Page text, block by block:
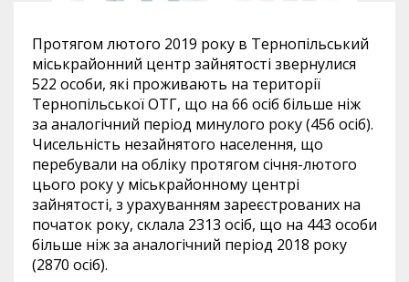
Протягом лютого 2019 року в Тернопільський
міськрайонний центр зайнятості звернулися
522 особи, які проживають на території
Тернопільської ОТГ, що на 66 осіб більше ніж
за аналогічний період минулого року (456 осіб).
Чисельність незайнятого населення, що
перебували на обліку протягом січня-лютого
цього року у міськрайонному центрі
зайнятості, з урахуванням зареєстрованих на
початок року, склала 2313 осіб, що на 443 особи
більше ніж за аналогічний період 2018 року
(2870 осіб).